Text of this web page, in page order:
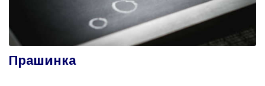
Прашинка